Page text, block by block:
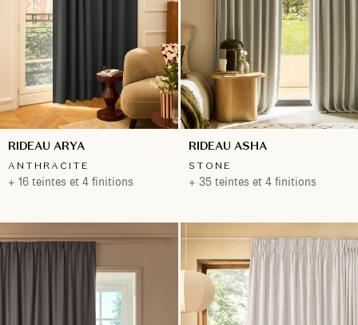
RIDEAU ARYA
ANTHRACITE
+ 16 teintes et 4 finitions
RIDEAU ASHA
STONE
+ 35 teintes et 4 finitions